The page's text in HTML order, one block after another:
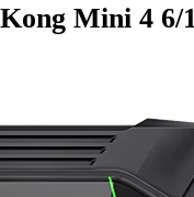
Mini 4 6/